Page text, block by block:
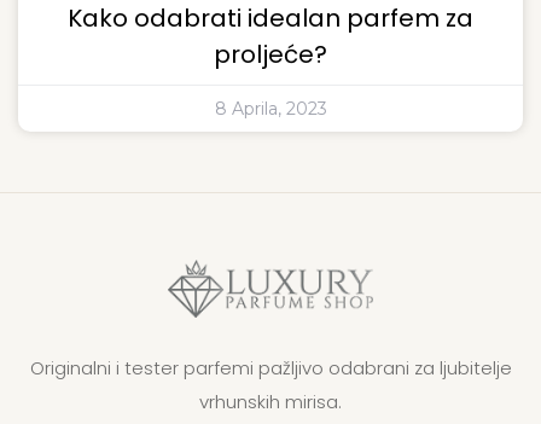
Kako odabrati idealan parfem za
proljeće?
8 Aprila, 2023
Originalni i tester parfemi pažljivo odabrani za ljubitelje
vrhunskih mirisa.